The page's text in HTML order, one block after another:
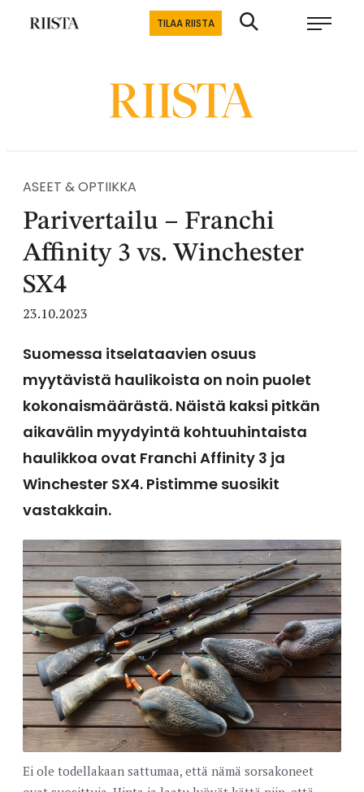
Siirry
Riistalehti.fi
TILAA RIISTA
ASEET & OPTIIKKA
Parivertailu – Franchi
Affinity 3 vs. Winchester
SX4
23.10.2023
Suomessa itselataavien osuus
myytävistä haulikoista on noin puolet
kokonaismäärästä. Näistä kaksi pitkän
aikavälin myydyintä kohtuuhintaista
haulikkoa ovat Franchi Affinity 3 ja
Winchester SX4. Pistimme suosikit
vastakkain.
Ei ole todellakaan sattumaa, että nämä sorsakoneet